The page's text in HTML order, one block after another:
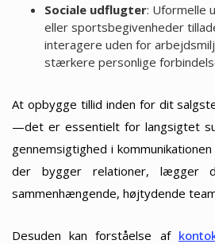
Sociale udflugter: Uformelle
eller sportsbegivenheder
interagere uden for
stærkere personlige
At opbygge tillid inden for dit
—det er essentielt for langsigtet
gennemsigtighed i
der bygger relationer, lægger
sammenhængende, højtydende
Desuden kan forståelse af